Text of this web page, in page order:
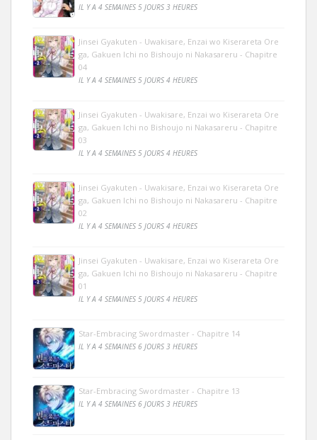
IL Y A 4 SEMAINES 5 JOURS 3 HEURES
Jinsei Gyakuten - Uwakisare, Enzai wo Kiserareta Ore
ga, Gakuen Ichi no Bishoujo ni Nakasareru - Chapitre
04
IL Y A 4 SEMAINES 5 JOURS 4 HEURES
Jinsei Gyakuten - Uwakisare, Enzai wo Kiserareta Ore
ga, Gakuen Ichi no Bishoujo ni Nakasareru - Chapitre
03
IL Y A 4 SEMAINES 5 JOURS 4 HEURES
Jinsei Gyakuten - Uwakisare, Enzai wo Kiserareta Ore
ga, Gakuen Ichi no Bishoujo ni Nakasareru - Chapitre
02
IL Y A 4 SEMAINES 5 JOURS 4 HEURES
Jinsei Gyakuten - Uwakisare, Enzai wo Kiserareta Ore
ga, Gakuen Ichi no Bishoujo ni Nakasareru - Chapitre
01
IL Y A 4 SEMAINES 5 JOURS 4 HEURES
Star-Embracing Swordmaster - Chapitre 14
IL Y A 4 SEMAINES 6 JOURS 3 HEURES
Star-Embracing Swordmaster - Chapitre 13
IL Y A 4 SEMAINES 6 JOURS 3 HEURES